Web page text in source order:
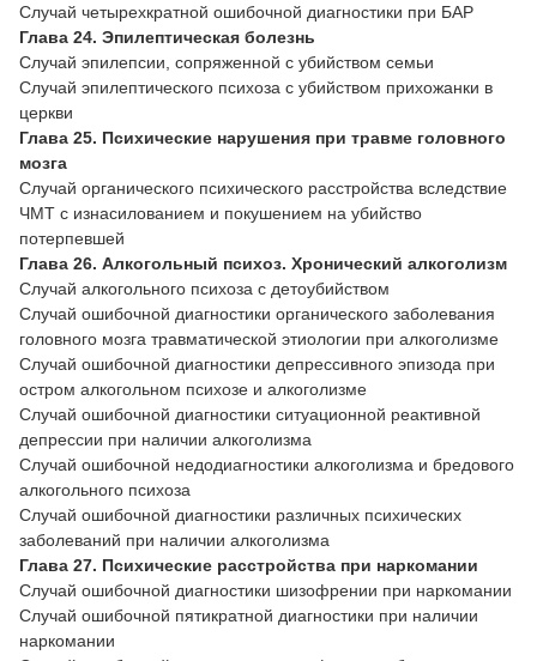
Случай четырехкратной ошибочной диагностики при БАР
Глава 24. Эпилептическая болезнь
Случай эпилепсии, сопряженной с убийством семьи
Случай эпилептического психоза с убийством прихожанки в
церкви
Глава 25. Психические нарушения при травме головного
мозга
Случай органического психического расстройства вследствие
ЧМТ с изнасилованием и покушением на убийство
потерпевшей
Глава 26. Алкогольный психоз. Хронический алкоголизм
Случай алкогольного психоза с детоубийством
Случай ошибочной диагностики органического заболевания
головного мозга травматической этиологии при алкоголизме
Случай ошибочной диагностики депрессивного эпизода при
остром алкогольном психозе и алкоголизме
Случай ошибочной диагностики ситуационной реактивной
депрессии при наличии алкоголизма
Случай ошибочной недодиагностики алкоголизма и бредового
алкогольного психоза
Случай ошибочной диагностики различных психических
заболеваний при наличии алкоголизма
Глава 27. Психические расстройства при наркомании
Случай ошибочной диагностики шизофрении при наркомании
Случай ошибочной пятикратной диагностики при наличии
наркомании